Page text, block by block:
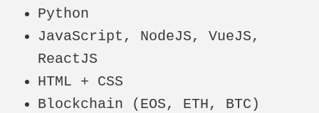
Python
JavaScript, NodeJS, VueJS,
ReactJS
HTML + CSS
Blockchain (EOS, ETH, BTC)